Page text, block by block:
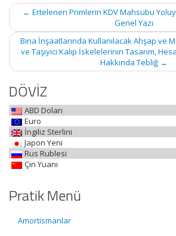
Post
navigation
← Ertelenen Primlerin KDV Mahsubu
Genel Yazı
Bina İnşaatlarında Kullanılacak Ahşap ve
ve Taşıyıcı Kalıp İskelelerinin Tasarım,
Hakkında Tebliğ →
DÖVİZ
ABD Doları
Euro
İngiliz Sterlini
Japon Yeni
Rus Rublesi
Çin Yuanı
Pratik Menü
Amortismanlar